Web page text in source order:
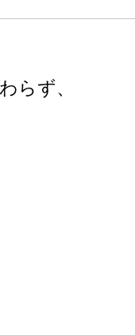
らず、